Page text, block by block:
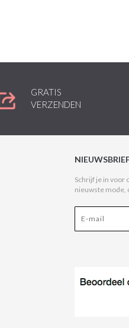
GRATIS
VERZENDEN
Schrijf je in voor
nieuwste mode,